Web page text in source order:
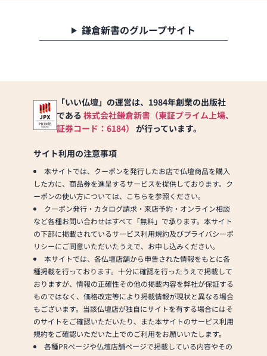
全仏展において、当店
《 お客様への想
い 》
お仏壇のご購入に際
ご要望をお持ちになら
れています。それぞれ
のお客様に相応しいご
提案を第一に考えてお
ります。
お客様と「対話」を通
じて、ご納得いただけ
るお仏壇選びのお手伝
いをいたします。なん
なりとお問い合わせく
ださい。
これからも素直な心で
京仏壇仏具作りに精進
してまいりたいと思っ
ております。
・お仏壇のお修理・お
壇の製作。（お仏間や
・お位牌の文字彫り、
念数の修理、掛軸の表
・寺院仏具・荘厳具の
製作、販売、お修理。
鎌倉新書のグループサイト
「いい仏壇」の運営は、1984年創業の出版社
である 株式会社鎌倉新書（東証プライム上場、
証券コード：6184） が行っています。
サイト利用の注意事項
本サイトでは、クーポンを発行したお店で仏壇商品を購入
した方に、商品券を進呈するサービスを提供しております。ク
ーポンの使い方については、こちらを参照ください。
クーポン発行・カタログ請求・来店予約・オンライン相談
など各種お問い合わせはすべて「無料」で承ります。本サイト
の下部に掲載されているサービス利用規約及びプライバシーポ
リシーにご同意いただいたうえで、お申し込みください。
本サイトでは、各仏壇店舗から申告された情報をもとに各
種掲載を行っております。十分に確認を行ったうえで掲載して
おりますが、情報の正確性その他の掲載内容を弊社が保証する
ものではなく、価格改定等により掲載情報が現状と異なる場合
もございます。当該仏壇店が独自にサイトを有する場合にはそ
のサイトをご確認いただいたり、また本サイトのサービス利用
規約をご確認いただいた上でのご利用をお願いいたします。
各種PRページや仏壇店舗ページで掲載している内容やその